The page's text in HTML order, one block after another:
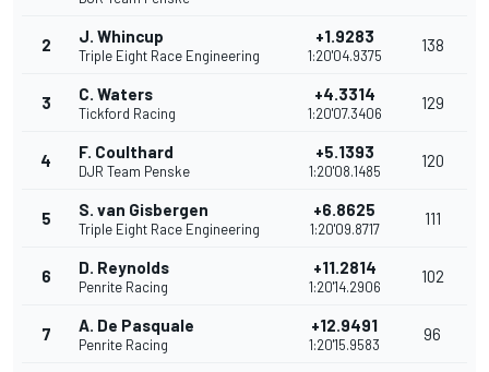
2 J. Whincup
Triple Eight Race Engineering
+1.9283
1:20'04.9375
138
3 C. Waters
Tickford Racing
+4.3314
1:20'07.3406
129
4 F. Coulthard
DJR Team Penske
+5.1393
1:20'08.1485
120
5 S. van Gisbergen
Triple Eight Race Engineering
+6.8625
1:20'09.8717
111
6 D. Reynolds
Penrite Racing
+11.2814
1:20'14.2906
102
7 A. De Pasquale
Penrite Racing
+12.9491
1:20'15.9583
96